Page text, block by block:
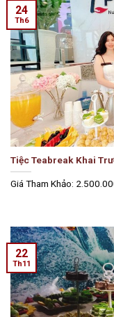
Tiệc Teabreak Khai
Giá Tham Khảo:
24
Th6
22
Th11